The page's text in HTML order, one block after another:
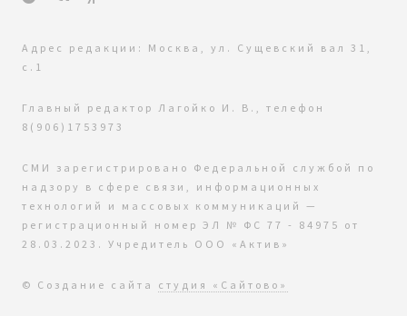
Адрес редакции: Москва, ул. Сущевский вал 31,
с.1
Главный редактор Лагойко И. В., телефон
8(906)1753973
СМИ зарегистрировано Федеральной службой по
надзору в сфере связи, информационных
технологий и массовых коммуникаций —
регистрационный номер ЭЛ № ФС 77 - 84975 от
28.03.2023. Учредитель ООО «Актив»
© Создание сайта студия «Сайтово»